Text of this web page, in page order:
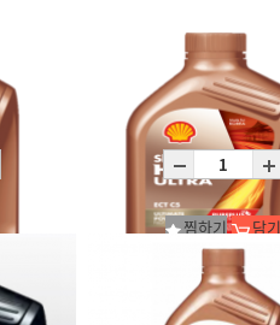
찜하기 담기